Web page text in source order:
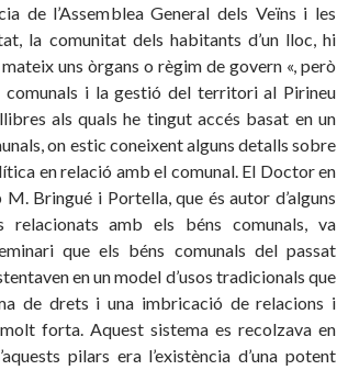
de l’Assemblea General dels Veïns i les
la comunitat dels habitants d’un lloc, hi
uns òrgans o règim de govern «, però
comunals i la gestió del territori al Pirineu
als quals he tingut accés basat en un
on estic coneixent alguns detalls sobre
en relació amb el comunal. El Doctor en
Bringué i Portella, que és autor d’alguns
relacionats amb els béns comunals, va
que els béns comunals del passat
en un model d’usos tradicionals que
de drets i una imbricació de relacions i
forta. Aquest sistema es recolzava en
pilars era l’existència d’una potent